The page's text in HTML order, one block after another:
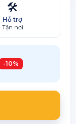
🛠
Hỗ trợ
Tận nơi
-10%